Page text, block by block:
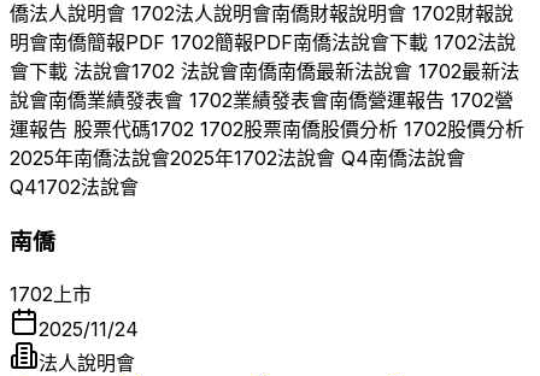
僑法人說明會 1702法人說明會南僑財報說明會 1702財報說
明會南僑簡報PDF 1702簡報PDF南僑法說會下載 1702法說
會下載 法說會1702 法說會南僑南僑最新法說會 1702最新法
說會南僑業績發表會 1702業績發表會南僑營運報告 1702營
運報告 股票代碼1702 1702股票南僑股價分析 1702股價分析
2025年南僑法說會2025年1702法說會 Q4南僑法說會
Q41702法說會
南僑
1702 上市
2025/11/24
法人說明會